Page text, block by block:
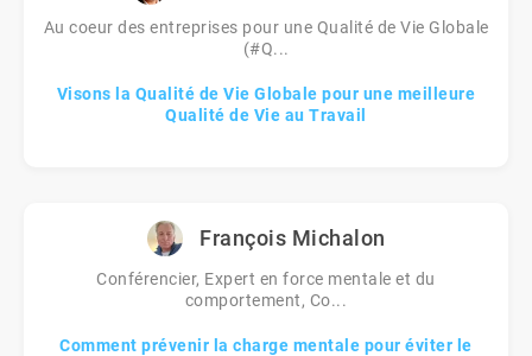
Au coeur des entreprises pour une Qualité de Vie Globale
(#Q...
Visons la Qualité de Vie Globale pour une meilleure
Qualité de Vie au Travail
François Michalon
Conférencier, Expert en force mentale et du
comportement, Co...
Comment prévenir la charge mentale pour éviter le